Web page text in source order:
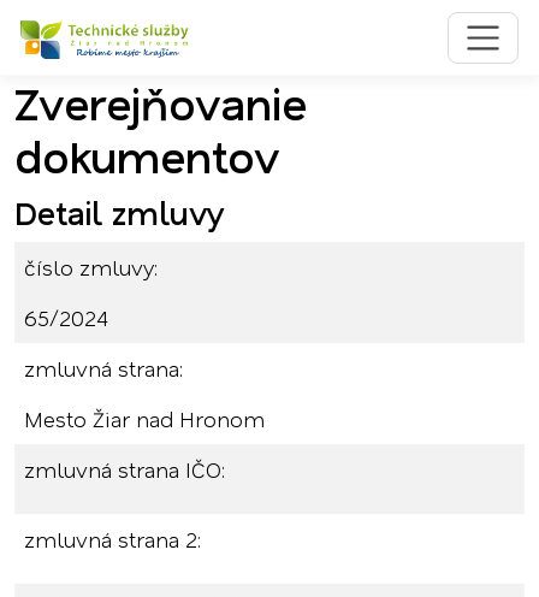
Preskočiť na obsah
Preskočiť na hlavné menu
Zverejňovanie
dokumentov
Detail zmluvy
číslo zmluvy:
65/2024
zmluvná strana:
Mesto Žiar nad Hronom
zmluvná strana IČO:
zmluvná strana 2: